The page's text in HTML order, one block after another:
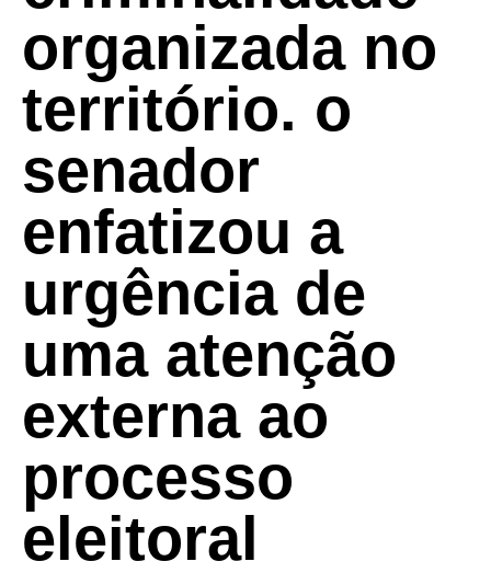
organizada no
território. o
senador
enfatizou a
urgência de
uma atenção
externa ao
processo
eleitoral